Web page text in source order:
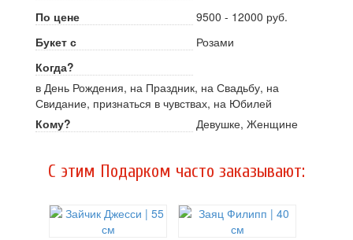
По цене
9500 - 12000 руб.
Букет с
Розами
Когда?
в День Рождения, на Праздник, на Свадьбу, на
Свидание, признаться в чувствах, на Юбилей
Кому?
Девушке, Женщине
C этим Подарком часто заказывают: